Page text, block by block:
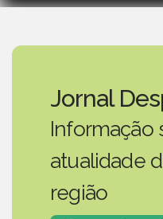
Jornal
Informação
atualidade
região